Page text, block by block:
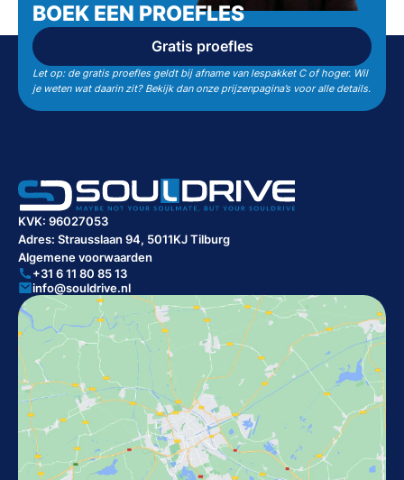
BOEK EEN PROEFLES
Gratis proefles
Let op: de gratis proefles geldt bij afname van lespakket C of hoger. Wil
je weten wat daarin zit? Bekijk dan onze prijzenpagina’s voor alle details.
KVK: 96027053
Adres: Strausslaan 94, 5011KJ Tilburg
Algemene voorwaarden
+31 6 11 80 85 13
info@souldrive.nl